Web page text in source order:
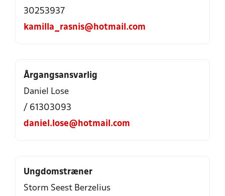
30253937
kamilla_rasnis@hotmail.com
Årgangsansvarlig
Daniel Lose
/ 61303093
daniel.lose@hotmail.com
Ungdomstræner
Storm Seest Berzelius